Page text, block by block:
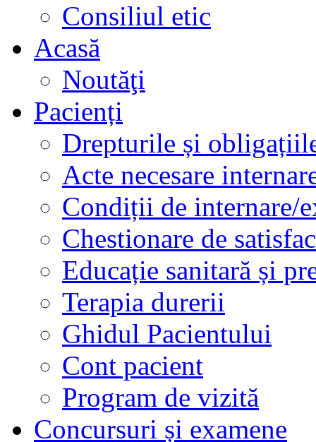
Consiliul etic
Acasă
Noutăţi
Pacienți
Drepturile și
Acte necesare
Condiții de internare/
Chestionare de
Educație sanitară și
Terapia durerii
Ghidul Pacientului
Cont pacient
Program de vizită
Concursuri și examene